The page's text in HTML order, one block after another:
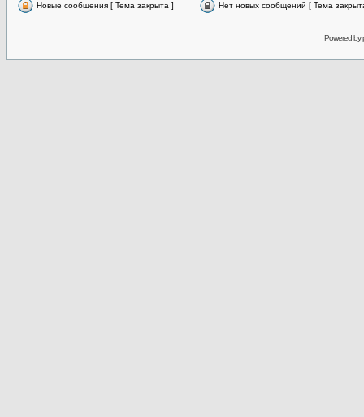
Новые сообщения [ Тема закрыта ]
Нет новых сообщений [ Тема
Powered by